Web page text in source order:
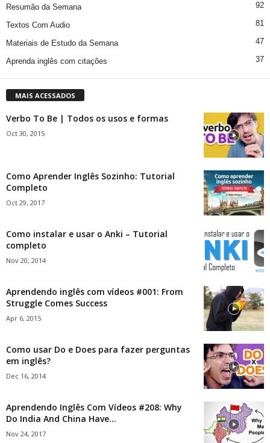
Resumão da Semana 92
Textos Com Audio 81
Materiais de Estudo da Semana 47
Aprenda inglês com citações 37
MAIS ACESSADOS
Verbo To Be | Todos os usos e formas
Oct 30, 2015
Como Aprender Inglês Sozinho: Tutorial
Completo
Oct 29, 2017
Como instalar e usar o Anki – Tutorial
completo
Nov 20, 2014
Aprendendo inglês com vídeos #001: From
Struggle Comes Success
Apr 6, 2015
Como usar Do e Does para fazer perguntas
em inglês?
Dec 16, 2014
Aprendendo Inglês Com Vídeos #208: Why
Do India And China Have...
Nov 24, 2017